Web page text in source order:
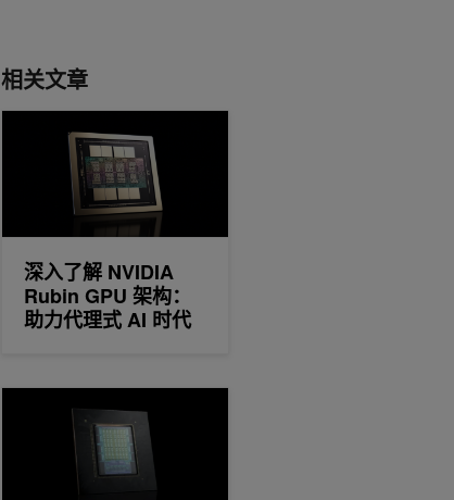
相关文章
深入了解 NVIDIA
Rubin GPU 架构：
助力代理式 AI 时代